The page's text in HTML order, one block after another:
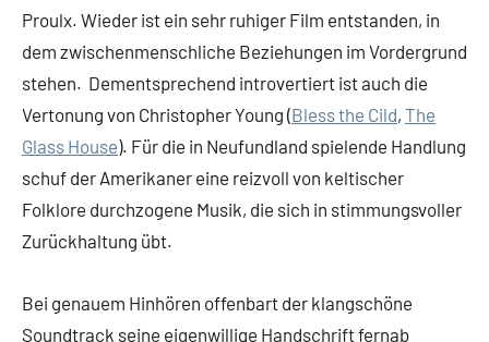
Proulx. Wieder ist ein sehr ruhiger Film entstanden, in
dem zwischenmenschliche Beziehungen im Vordergrund
stehen. Dementsprechend introvertiert ist auch die
Vertonung von Christopher Young (Bless the Cild, The
Glass House). Für die in Neufundland spielende Handlung
schuf der Amerikaner eine reizvoll von keltischer
Folklore durchzogene Musik, die sich in stimmungsvoller
Zurückhaltung übt.
Bei genauem Hinhören offenbart der klangschöne
Soundtrack seine eigenwillige Handschrift fernab